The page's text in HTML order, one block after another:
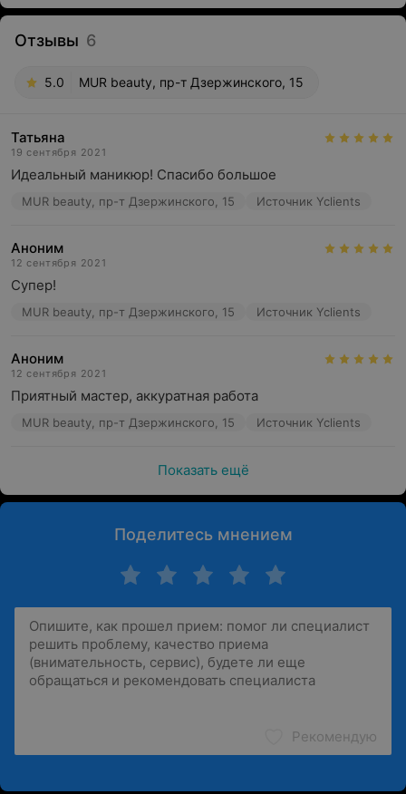
Отзывы 6
5.0 MUR beauty, пр-т Дзержинского, 15
Татьяна
19 сентября 2021
Идеальный маникюр! Спасибо большое
MUR beauty, пр-т Дзержинского, 15 Источник Yclients
Аноним
12 сентября 2021
Супер!
MUR beauty, пр-т Дзержинского, 15 Источник Yclients
Аноним
12 сентября 2021
Приятный мастер, аккуратная работа
MUR beauty, пр-т Дзержинского, 15 Источник Yclients
Показать ещё
Поделитесь мнением
Рекомендую